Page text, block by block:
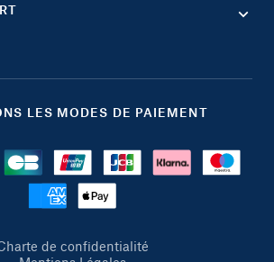
LES MODES DE PAIEMENT
de confidentialité